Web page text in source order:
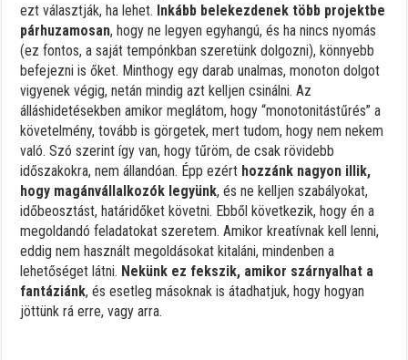
ezt választják, ha lehet. Inkább belekezdenek több projektbe
párhuzamosan, hogy ne legyen egyhangú, és ha nincs nyomás
(ez fontos, a saját tempónkban szeretünk dolgozni), könnyebb
befejezni is őket. Minthogy egy darab unalmas, monoton dolgot
vigyenek végig, netán mindig azt kelljen csinálni. Az
álláshidetésekben amikor meglátom, hogy “monotonitástűrés” a
követelmény, tovább is görgetek, mert tudom, hogy nem nekem
való. Szó szerint így van, hogy tűröm, de csak rövidebb
időszakokra, nem állandóan. Épp ezért hozzánk nagyon illik,
hogy magánvállalkozók legyünk, és ne kelljen szabályokat,
időbeosztást, határidőket követni. Ebből következik, hogy én a
megoldandó feladatokat szeretem. Amikor kreatívnak kell lenni,
eddig nem használt megoldásokat kitaláni, mindenben a
lehetőséget látni. Nekünk ez fekszik, amikor szárnyalhat a
fantáziánk, és esetleg másoknak is átadhatjuk, hogy hogyan
jöttünk rá erre, vagy arra.